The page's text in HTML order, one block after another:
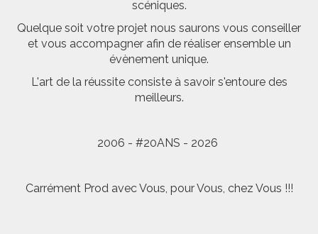
scéniques.
Quelque soit votre projet nous saurons vous conseiller
et vous accompagner afin de réaliser ensemble un
évènement unique.
L'art de la réussite consiste à savoir s'entoure des
meilleurs.
2006 - #20ANS - 2026
Carrément Prod avec Vous, pour Vous, chez Vous !!!